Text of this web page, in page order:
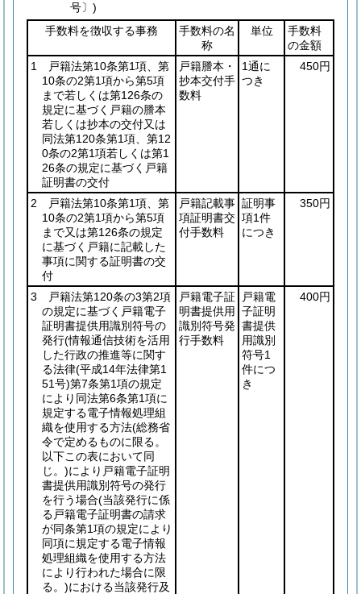
号〕)
手数料を徴収する事務
手数料の名
称
単位
手数料
の金額
1 戸籍法第10条第1項、第
10条の2第1項から第5項
まで若しくは第126条の
規定に基づく戸籍の謄本
若しくは抄本の交付又は
同法第120条第1項、第12
0条の2第1項若しくは第1
26条の規定に基づく戸籍
証明書の交付
戸籍謄本・
抄本交付手
数料
1通に
つき
450円
2 戸籍法第10条第1項、第
10条の2第1項から第5項
まで又は第126条の規定
に基づく戸籍に記載した
事項に関する証明書の交
付
戸籍記載事
項証明書交
付手数料
証明事
項1件
につき
350円
3 戸籍法第120条の3第2項
の規定に基づく戸籍電子
証明書提供用識別符号の
発行(情報通信技術を活用
した行政の推進等に関す
る法律(平成14年法律第1
51号)第7条第1項の規定
により同法第6条第1項に
規定する電子情報処理組
織を使用する方法(総務省
令で定めるものに限る。
以下この表において同
じ。)により戸籍電子証明
書提供用識別符号の発行
を行う場合(当該発行に係
る戸籍電子証明書の請求
が同条第1項の規定により
同項に規定する電子情報
処理組織を使用する方法
により行われた場合に限
る。)における当該発行及
戸籍電子証
明書提供用
識別符号発
行手数料
戸籍電
子証明
書提供
用識別
符号1
件につ
き
400円